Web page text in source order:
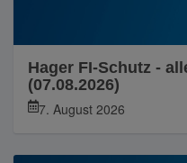
Hager FI-Schutz -
(07.08.2026)
7. August 2026